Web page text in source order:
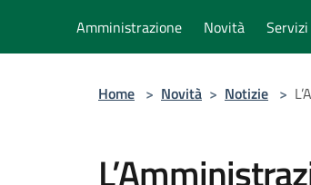
Amministrazione Novità Servizi
Home > Novità > Notizie >